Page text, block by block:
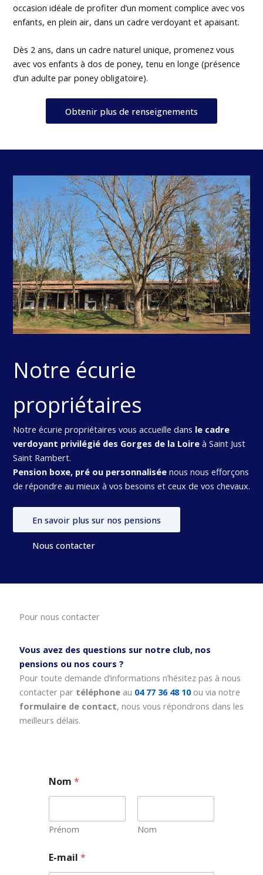
occasion idéale de profiter d’un moment complice avec vos
enfants, en plein air, dans un cadre verdoyant et apaisant.
Dès 2 ans, dans un cadre naturel unique, promenez vous
avec vos enfants à dos de poney, tenu en longe (présence
d’un adulte par poney obligatoire).
Obtenir plus de renseignements
Notre écurie
propriétaires
Notre écurie propriétaires vous accueille dans le cadre
verdoyant privilégié des Gorges de la Loireà Saint Just
Saint Rambert.
Pension boxe, pré ou personnaliséenous nous efforçons
de répondre au mieux à vos besoins et ceux de vos chevaux.
En savoir plus sur nos pensions
Nous contacter
Pour nous contacter
Vous avez des questions sur notre club, nos
pensions ou nos cours ?
Pour toute demande d’informations n’hésitez pas à nous
contacter par téléphoneau 04 77 36 48 10 ou via notre
formulaire de contact, nous vous répondrons dans les
meilleurs délais.
Nom*
Prénom Nom
E-mail*